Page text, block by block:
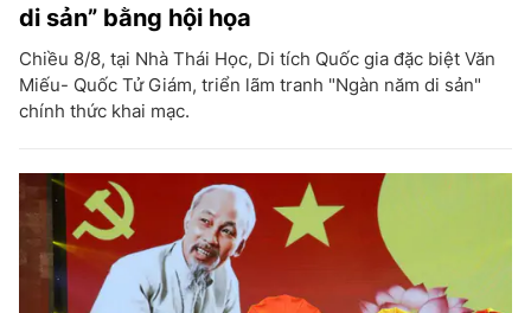
di sản” bằng hội họa
Chiều 8/8, tại Nhà Thái Học, Di tích Quốc gia đặc biệt Văn
Miếu- Quốc Tử Giám, triển lãm tranh "Ngàn năm di sản"
chính thức khai mạc.